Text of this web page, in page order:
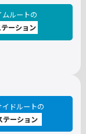
ルートの
ーション
ドルートの
テーション